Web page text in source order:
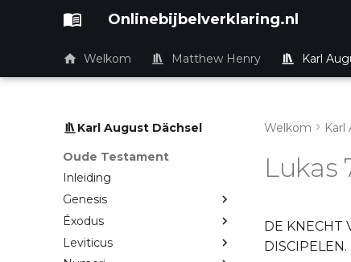
Onlinebijbelverklaring.nl
Welkom Matthew Henry Karl
Karl August Dächsel
Oude Testament
Inleiding
Genesis
Éxodus
Leviticus
Welkom Karl
Lukas
DE KNECHT